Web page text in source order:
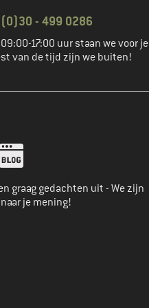
(0)30 - 499 0286
17:00 uur staan we voor je
van de tijd zijn we buiten!
aan
graag gedachten uit - We zijn
je mening!